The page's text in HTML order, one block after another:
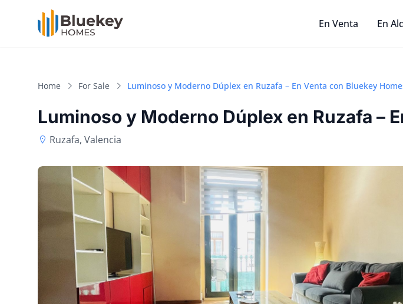
En Venta En
Home For Sale Luminoso y Moderno Dúplex en Ruzafa – En Venta con Bluekey
Luminoso y Moderno Dúplex en Ruzafa –
Ruzafa, Valencia